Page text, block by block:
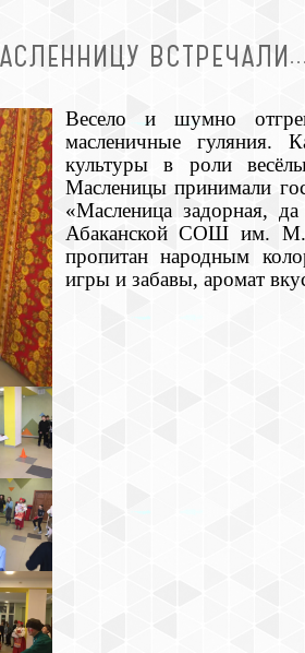
Весело и шумно
масленичные гуляния.
культуры в роли
Масленицы принимали
«Масленица задорная,
Абаканской СОШ им.
пропитан народным
игры и забавы, аромат